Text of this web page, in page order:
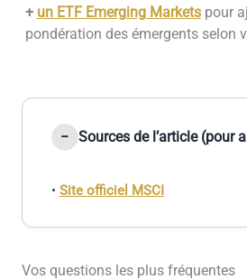
+ un ETF Emerging Marketspour
pondération des émergents selon
Sources de l’article (pour
• Site officiel MSCI
Vos questions les plus fréquentes